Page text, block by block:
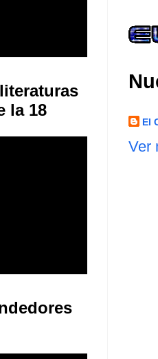
Ver
la 18